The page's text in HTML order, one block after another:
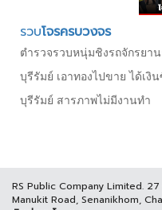
รวบโจรครบวงจร
ตำรวจรวบหนุ่มชิงรถจักรย
บุรีรัมย์ เอาทองไปขาย ได้เ
บุรีรัมย์ สารภาพไม่มีงานทำ
RS Public Company Limited.
Manukit Road, Senanikhom,